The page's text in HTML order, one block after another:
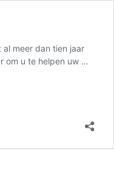
meer dan tien jaar
om u te helpen uw …